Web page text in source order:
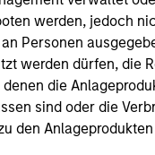
werden, jedoch
Personen
werden dürfen, die
die
sind oder die
den
Teams mit
verfolgt einen
Blickwinkel, der